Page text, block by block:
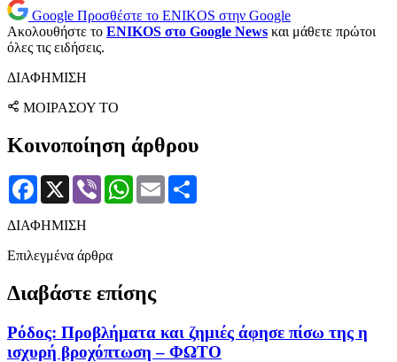
Google Προσθέστε το ENIKOS στην Google
Ακολουθήστε το ENIKOS στο Google News και μάθετε πρώτοι
όλες τις ειδήσεις.
ΔΙΑΦΗΜΙΣΗ
ΜΟΙΡΑΣΟΥ ΤΟ
Κοινοποίηση άρθρου
Facebook
X Viber WhatsApp
Email
ΔΙΑΦΗΜΙΣΗ
Επιλεγμένα άρθρα
Διαβάστε επίσης
Ρόδος: Προβλήματα και ζημιές άφησε πίσω της η
ισχυρή βροχόπτωση – ΦΩΤΟ